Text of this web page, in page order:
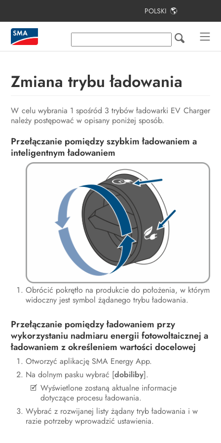
POLSKI
Zmiana trybu ładowania
W celu wybrania 1 spośród 3 trybów ładowarki EV Charger
należy postępować w opisany poniżej sposób.
Przełączanie pomiędzy szybkim ładowaniem a
inteligentnym ładowaniem
Obrócić pokrętło na produkcie do położenia, w którym
widoczny jest symbol żądanego trybu ładowania.
Przełączanie pomiędzy ładowaniem przy
wykorzystaniu nadmiaru energii fotowoltaicznej a
ładowaniem z określeniem wartości docelowej
Otworzyć aplikację SMA Energy App.
Na dolnym pasku wybrać [dobiliby].
Wyświetlone zostaną aktualne informacje
dotyczące procesu ładowania.
Wybrać z rozwijanej listy żądany tryb ładowania i w
razie potrzeby wprowadzić ustawienia.
Spis treści
Informacje na temat niniejszego
Bezpieczeństwo
Widok urządzenia
Montaż
Podłączenie elektryczne
Uruchomienie
Obsługa
Odłączanie produktu od napięcia
Obsługa techniczna
Czyszczenie produktu
Diagnostyka błędów
Sposób postępowania przy
otrzymaniu urządzenia zastępczego
Utylizacja
Dane techniczne
Akcesoria
Części zamienne